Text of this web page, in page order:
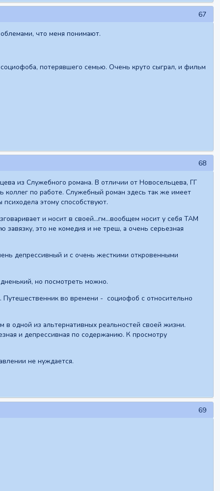
67
что меня понимают.
потерявшего семью. Очень круто сыграл, и фильм
68
из Служебного романа. В отличии от Новосельцева, ГГ
по работе. Служебный роман здесь так же имеет
этому способствуют.
и носит в своей...гм...вообщем носит у себя ТАМ
завязку, это не комедия и не треш, а очень серьезная
депрессивный и с очень жесткими откровенными
но посмотреть можно.
во времени - социофоб с относительно
одной из альтернативных реальностей своей жизни.
и депрессивная по содержанию. К просмотру
не нуждается.
69